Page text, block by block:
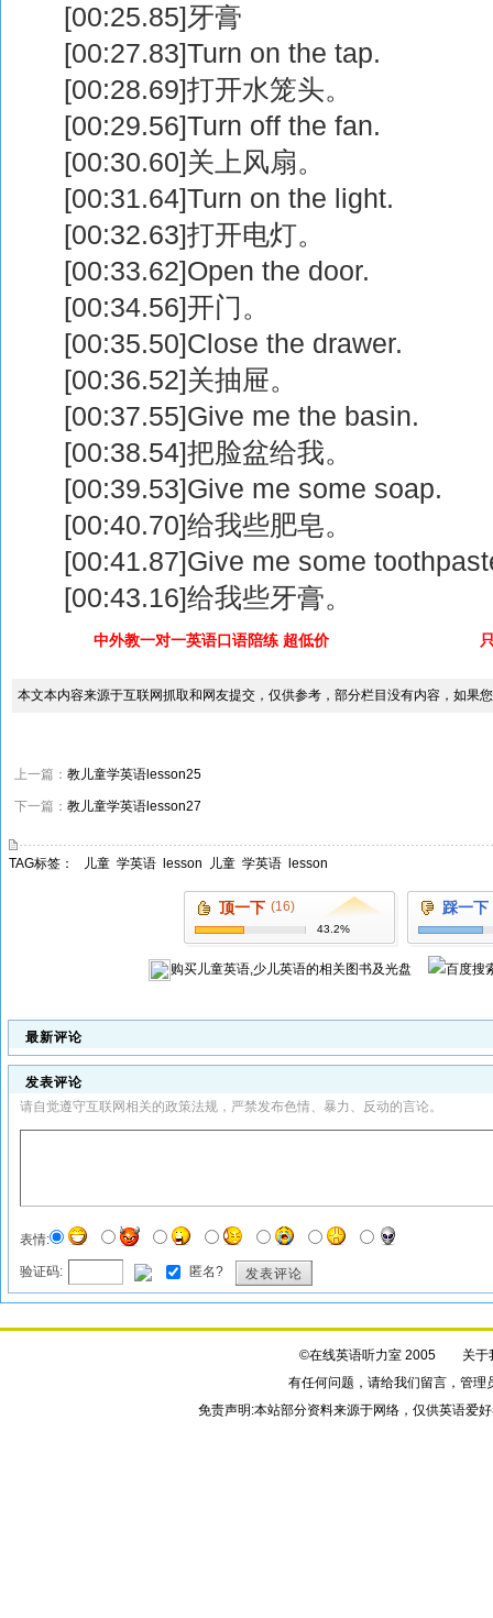
[00:25.85]牙膏
[00:27.83]Turn on the tap.
[00:28.69]打开水笼头。
[00:29.56]Turn off the fan.
[00:30.60]关上风扇。
[00:31.64]Turn on the light.
[00:32.63]打开电灯。
[00:33.62]Open the door.
[00:34.56]开门。
[00:35.50]Close the drawer.
[00:36.52]关抽屉。
[00:37.55]Give me the basin.
[00:38.54]把脸盆给我。
[00:39.53]Give me some soap.
[00:40.70]给我些肥皂。
[00:41.87]Give me some
[00:43.16]给我些牙膏。
中外教一对一英语口语陪练 超低价
本文本内容来源于互联网抓取和网友提交，仅供参考，部分栏目没有内容，如果
上一篇： 教儿童学英语lesson25
下一篇： 教儿童学英语lesson27
TAG标签： 儿童 学英语 lesson 儿童 学英语 lesson
顶一下 (16)
43.2%
踩一下
购买儿童英语,少儿英语的相关图书及光盘
最新评论
发表评论
请自觉遵守互联网相关的政策法规，严禁发布色情、暴力、反动的言论。
表情:
验证码: 匿名? 发表评论
©在线英语听力室 2005 关于
有任何问题，请给我们留言，管理
免责声明:本站部分资料来源于网络，仅供英语爱